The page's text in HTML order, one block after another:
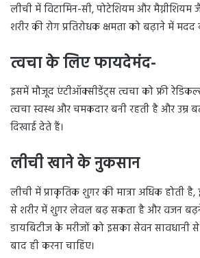
लीची में विटामिन-सी, पोटेशियम और
शरीर की रोग प्रतिरोधक क्षमता को बढ़ाने में
त्वचा के लिए फायदेमंद-
इसमें मौजूद एंटीऑक्सीडेंट्स त्वचा को फ्री
त्वचा स्वस्थ और चमकदार बनी रहती है और
दिखाई देते हैं।
लीची खाने के नुकसान
लीची में प्राकृतिक शुगर की मात्रा अधिक होती
से शरीर में शुगर लेवल बढ़ सकता है और वजन
डायबिटीज के मरीजों को इसका सेवन सावधानी
बाद ही करना चाहिए।